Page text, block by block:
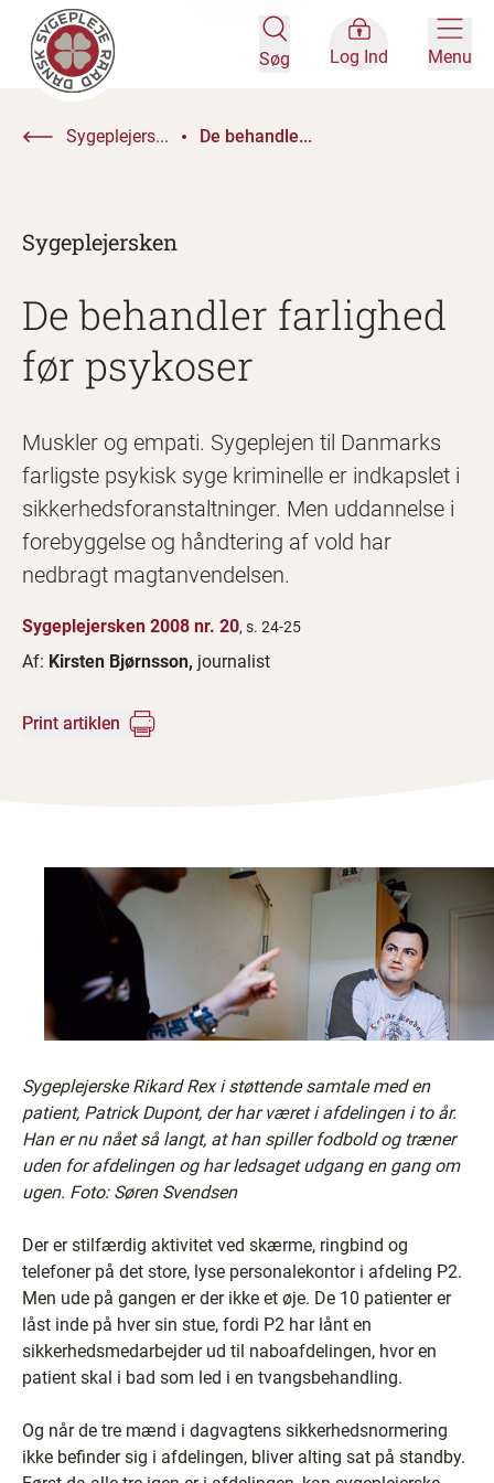
Søg Log Ind Menu
Sygeplejers... De behandle...
Sygeplejersken
De behandler farlighed
før psykoser
Muskler og empati. Sygeplejen til Danmarks
farligste psykisk syge kriminelle er indkapslet i
sikkerhedsforanstaltninger. Men uddannelse i
forebyggelse og håndtering af vold har
nedbragt magtanvendelsen.
Sygeplejersken 2008 nr. 20, s. 24-25
Af: Kirsten Bjørnsson, journalist
Print artiklen
Sygeplejerske Rikard Rex i støttende samtale med en
patient, Patrick Dupont, der har været i afdelingen i to år.
Han er nu nået så langt, at han spiller fodbold og træner
uden for afdelingen og har ledsaget udgang en gang om
ugen. Foto: Søren Svendsen
Der er stilfærdig aktivitet ved skærme, ringbind og
telefoner på det store, lyse personalekontor i afdeling P2.
Men ude på gangen er der ikke et øje. De 10 patienter er
låst inde på hver sin stue, fordi P2 har lånt en
sikkerhedsmedarbejder ud til naboafdelingen, hvor en
patient skal i bad som led i en tvangsbehandling.
Og når de tre mænd i dagvagtens sikkerhedsnormering
ikke befinder sig i afdelingen, bliver alting sat på standby.